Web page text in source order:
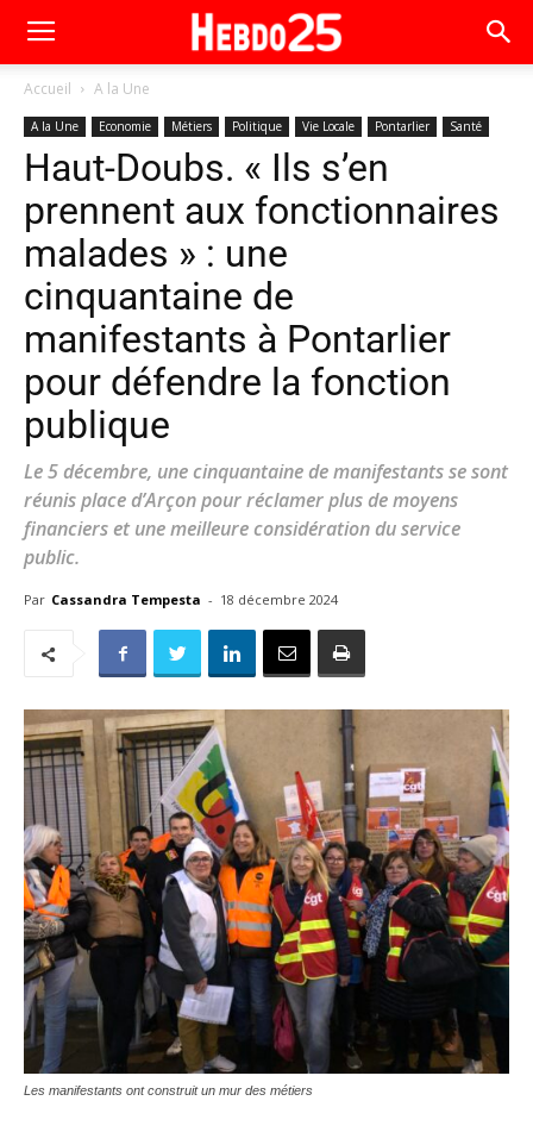
Accueil A la Une
A la Une Economie Métiers Politique Vie Locale Pontarlier Santé
Haut-Doubs. « Ils s’en
prennent aux fonctionnaires
malades » : une
cinquantaine de
manifestants à Pontarlier
pour défendre la fonction
publique
Le 5 décembre, une cinquantaine de manifestants se sont
réunis place d’Arçon pour réclamer plus de moyens
financiers et une meilleure considération du service
public.
Par Cassandra Tempesta - 18 décembre 2024
Les manifestants ont construit un mur des métiers